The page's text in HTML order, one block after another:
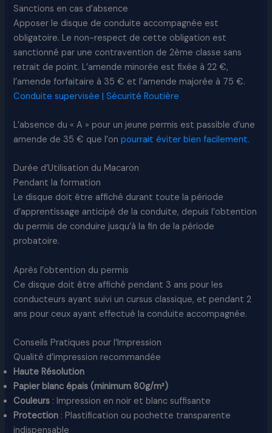
Sanctions en cas d’absence
Apposer le disque de conduite accompagnée est
obligatoire. Le non-respect de cette obligation est
sanctionné par une contravention de 2ème classe sans
retrait de point. L’amende minorée est fixée à 22 €,
l’amende forfaitaire à 35 € et l’amende majorée à 75 €.
Conduite supervisée | Sécurité Routière
L’absence du « A » pour un jeune permis est passible d’une
amende de 35 € que l’onpourrait éviter bien facilement.
Durée d’Utilisation du Macaron
Pendant la formation
Le disque doit être affiché durant toute la période
d’apprentissage anticipé de la conduite, depuis l’obtention
du permis de conduire jusqu’à la fin de la période
probatoire.
Après l’obtention du permis
Ce disque doit être affiché pendant 3 ans pour les
conducteurs ayant suivi un cursus classique, et pendant 2
ans pour ceux ayant effectué la conduite accompagnée.
Conseils Pratiques pour l’Impression
Qualité d’impression recommandée
Haute Résolution
Papier blanc épais (minimum 80g/m²)
Couleurs : Impression en noir et blanc suffisante
Protection : Plastification ou pochette transparente
indispensable